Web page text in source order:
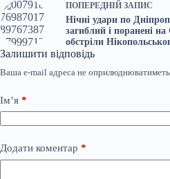
ПОПЕРЕДНІЙ ЗАПИС
Нічні удари по
загиблий і поранені
обстріли
Залишити відповідь
Ваша e-mail адреса не
Ім’я *
Додати коментар *